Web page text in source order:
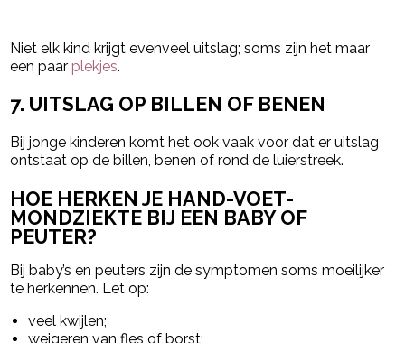
Niet elk kind krijgt evenveel uitslag; soms zijn het maar
een paar plekjes.
7. UITSLAG OP BILLEN OF BENEN
Bij jonge kinderen komt het ook vaak voor dat er uitslag
ontstaat op de billen, benen of rond de luierstreek.
HOE HERKEN JE HAND-VOET-
MONDZIEKTE BIJ EEN BABY OF
PEUTER?
Bij baby’s en peuters zijn de symptomen soms moeilijker
te herkennen. Let op:
veel kwijlen;
weigeren van fles of borst;